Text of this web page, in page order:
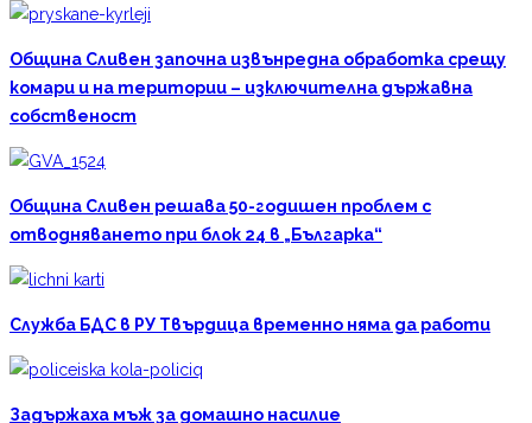
Община Сливен започна извънредна обработка срещу
комари и на територии – изключителна държавна
собственост
Община Сливен решава 50-годишен проблем с
отводняването при блок 24 в „Българка“
Служба БДС в РУ Твърдица временно няма да работи
Задържаха мъж за домашно насилие